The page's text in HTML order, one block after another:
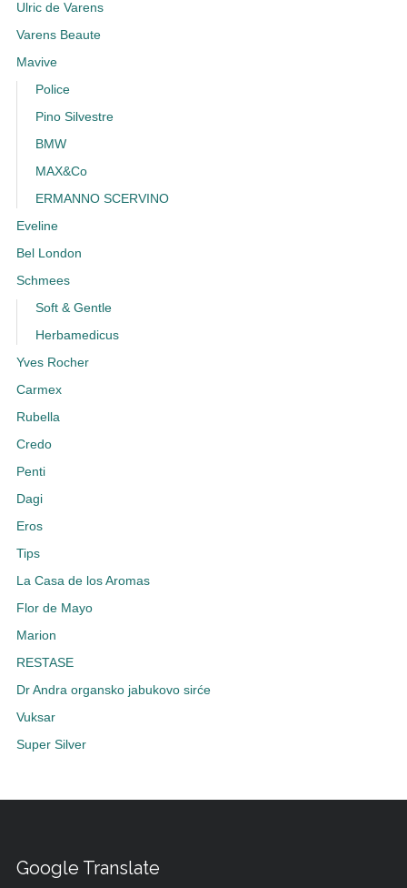
Ulric de Varens
Varens Beaute
Mavive
Police
Pino Silvestre
BMW
MAX&Co
ERMANNO SCERVINO
Eveline
Bel London
Schmees
Soft & Gentle
Herbamedicus
Yves Rocher
Carmex
Rubella
Credo
Penti
Dagi
Eros
Tips
La Casa de los Aromas
Flor de Mayo
Marion
RESTASE
Dr Andra organsko jabukovo sirće
Vuksar
Super Silver
Google Translate